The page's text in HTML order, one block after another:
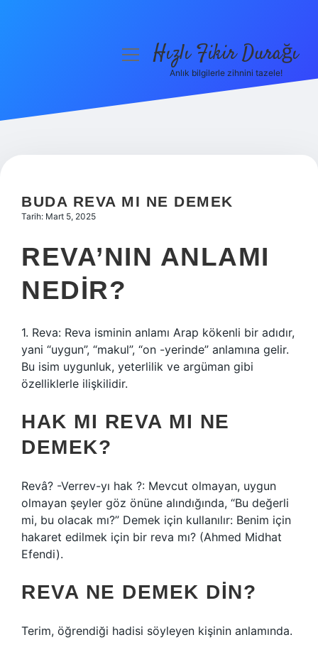
Hakkımızda
menüyüHızlı Fikir Durağı
Anlık bilgilerle zihnini tazele!
BUDA REVA MI NE DEMEK
Tarih: Mart 5, 2025
REVA’NIN ANLAMI
NEDIR?
1. Reva: Reva isminin anlamı Arap kökenli bir adıdır,
yani “uygun”, “makul”, “on -yerinde” anlamına gelir.
Bu isim uygunluk, yeterlilik ve argüman gibi
özelliklerle ilişkilidir.
HAK MI REVA MI NE
DEMEK?
Revâ? -Verrev-yı hak ?: Mevcut olmayan, uygun
olmayan şeyler göz önüne alındığında, “Bu değerli
mi, bu olacak mı?” Demek için kullanılır: Benim için
hakaret edilmek için bir reva mı? (Ahmed Midhat
Efendi).
REVA NE DEMEK DIN?
Terim, öğrendiği hadisi söyleyen kişinin anlamında.